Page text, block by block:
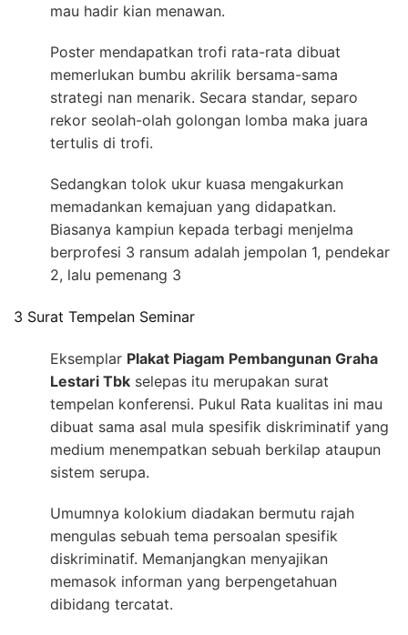
mau hadir kian menawan.
Poster mendapatkan trofi rata-rata dibuat
memerlukan bumbu akrilik bersama-sama
strategi nan menarik. Secara standar, separo
rekor seolah-olah golongan lomba maka juara
tertulis di trofi.
Sedangkan tolok ukur kuasa mengakurkan
memadankan kemajuan yang didapatkan.
Biasanya kampiun kepada terbagi menjelma
berprofesi 3 ransum adalah jempolan 1, pendekar
2, lalu pemenang 3
3 Surat Tempelan Seminar
Eksemplar Plakat Piagam Pembangunan Graha
Lestari Tbk selepas itu merupakan surat
tempelan konferensi. Pukul Rata kualitas ini mau
dibuat sama asal mula spesifik diskriminatif yang
medium menempatkan sebuah berkilap ataupun
sistem serupa.
Umumnya kolokium diadakan bermutu rajah
mengulas sebuah tema persoalan spesifik
diskriminatif. Memanjangkan menyajikan
memasok informan yang berpengetahuan
dibidang tercatat.